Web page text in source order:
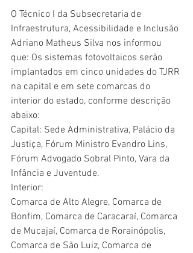
O Técnico I da Subsecretaria de
Infraestrutura, Acessibilidade e Inclusão
Adriano Matheus Silva nos informou
que: Os sistemas fotovoltaicos serão
implantados em cinco unidades do TJRR
na capital e em sete comarcas do
interior do estado, conforme descrição
abaixo:
Capital: Sede Administrativa, Palácio da
Justiça, Fórum Ministro Evandro Lins,
Fórum Advogado Sobral Pinto, Vara da
Infância e Juventude.
Interior:
Comarca de Alto Alegre, Comarca de
Bonfim, Comarca de Caracaraí, Comarca
de Mucajaí, Comarca de Rorainópolis,
Comarca de São Luiz, Comarca de